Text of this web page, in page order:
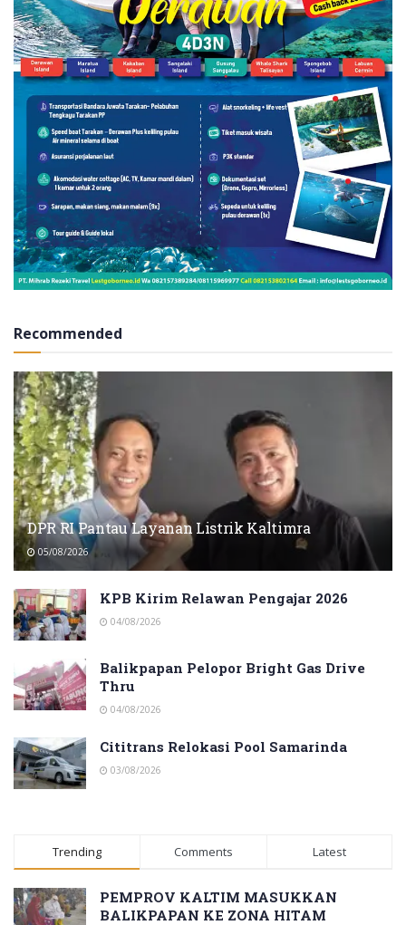
Recommended
DPR RI Pantau Layanan Listrik Kaltimra
05/08/2026
KPB Kirim Relawan Pengajar 2026
04/08/2026
Balikpapan Pelopor Bright Gas Drive
Thru
04/08/2026
Cititrans Relokasi Pool Samarinda
03/08/2026
Trending Comments Latest
PEMPROV KALTIM MASUKKAN
BALIKPAPAN KE ZONA HITAM